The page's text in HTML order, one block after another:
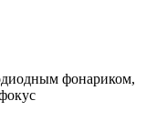
фонариком,